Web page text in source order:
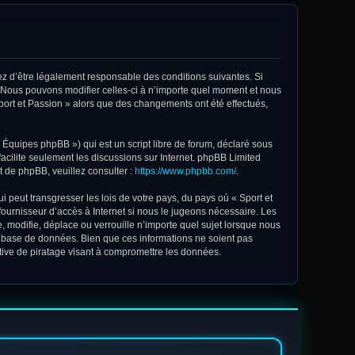
d’être légalement responsable des conditions suivantes. Si
pouvons modifier celles-ci à n’importe quel moment et nous
et Passion » alors que des changements ont été effectués,
phpBB ») qui est un script libre de forum, déclaré sous
seulement les discussions sur Internet. phpBB Limited
de phpBB, veuillez consulter : https://www.phpbb.com/.
transgresser les lois de votre pays, du pays où « Sport et
d’accès à Internet si nous le jugeons nécessaire. Les
déplace ou verrouille n’importe quel sujet lorsque nous
de données. Bien que ces informations ne soient pas
de piratage visant à compromettre les données.